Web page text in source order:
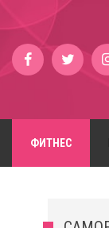
ФИТНЕС